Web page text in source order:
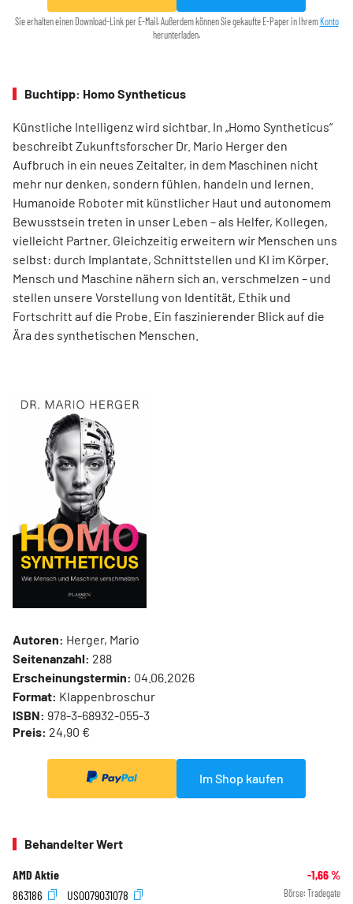
Sie erhalten einen Download-Link per E-Mail. Außerdem können Sie gekaufte E-Paper in Ihrem Konto
herunterladen.
Buchtipp: Homo Syntheticus
Künstliche Intelligenz wird sichtbar. In „Homo Syntheticus“
beschreibt Zukunftsforscher Dr. Mario Herger den
Aufbruch in ein neues Zeitalter, in dem Maschinen nicht
mehr nur denken, sondern fühlen, handeln und lernen.
Humanoide Roboter mit künstlicher Haut und autonomem
Bewusstsein treten in unser Leben – als Helfer, Kollegen,
vielleicht Partner. Gleichzeitig erweitern wir Menschen uns
selbst: durch Implantate, Schnittstellen und KI im Körper.
Mensch und Maschine nähern sich an, verschmelzen – und
stellen unsere Vorstellung von Identität, Ethik und
Fortschritt auf die Probe. Ein faszinierender Blick auf die
Ära des synthetischen Menschen.
Autoren: Herger, Mario
Seitenanzahl: 288
Erscheinungstermin: 04.06.2026
Format: Klappenbroschur
ISBN: 978-3-68932-055-3
Preis: 24,90 €
Im Shop kaufen
Behandelter Wert
AMD Aktie -1,66%
863186
US0079031078 Börse: Tradegate